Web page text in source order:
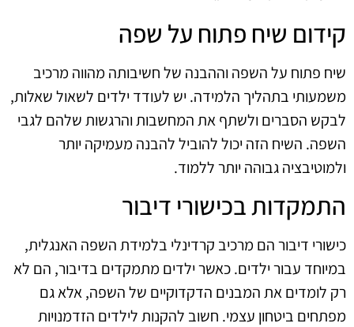
קידום שיח פתוח על שפה
שיח פתוח על השפה וההבנה של חשיבותה מהווה מרכיב
משמעותי בתהליך הלמידה. יש לעודד ילדים לשאול שאלות,
לבקש הסברים ולשתף את המחשבות והרגשות שלהם לגבי
השפה. השיח הזה יכול להוביל להבנה מעמיקה יותר
ולמוטיבציה גבוהה יותר ללמוד.
התמקדות בכישורי דיבור
כישורי דיבור הם מרכיב קרדינלי בלמידת השפה האנגלית,
במיוחד עבור ילדים. כאשר ילדים מתמקדים בדיבור, הם לא
רק לומדים את המבנים הדקדוקיים של השפה, אלא גם
מפתחים ביטחון עצמי. חשוב להקנות לילדים הזדמנויות